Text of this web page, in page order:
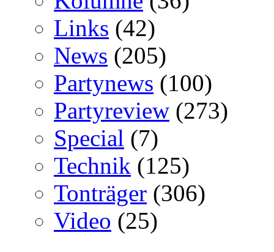
Links (42)
News (205)
Partynews (100)
Partyreview (273)
Special (7)
Technik (125)
Tonträger (306)
Video (25)